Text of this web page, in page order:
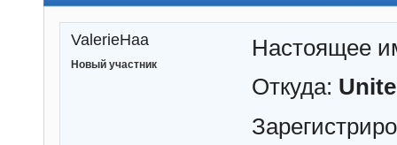
ValerieHaa
Новый участник
Настоящее
Откуда: